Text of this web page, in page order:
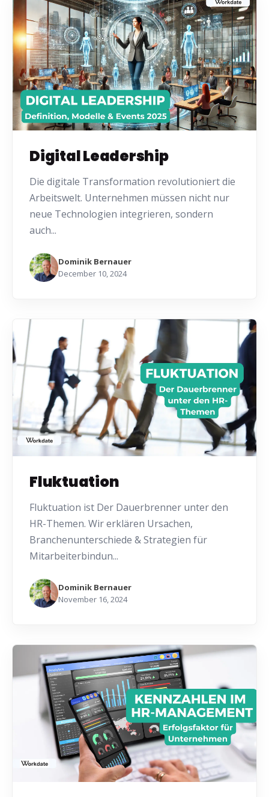
Digital Leadership
Die digitale Transformation revolutioniert die
Arbeitswelt. Unternehmen müssen nicht nur
neue Technologien integrieren, sondern
auch...
Dominik Bernauer
December 10, 2024
Fluktuation
Fluktuation ist Der Dauerbrenner unter den
HR-Themen. Wir erklären Ursachen,
Branchenunterschiede & Strategien für
Mitarbeiterbindun...
Dominik Bernauer
November 16, 2024